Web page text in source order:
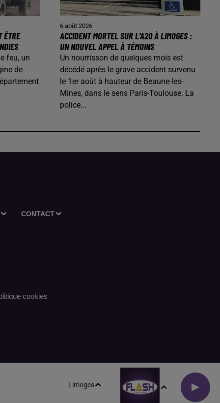
ÊTRE
feu, un
de
6 août 2026
ACCIDENT MORTEL SUR L’A20 À LIMOGES :
UN NOUVEL APPEL À TÉMOINS
Un nourrisson de quelques mois est
décédé après le grave accident survenu
le 1er août à hauteur de Beaune-les-
Mines, dans le sens Paris-Toulouse. La
police...
CONTACT
Limoges
cookies